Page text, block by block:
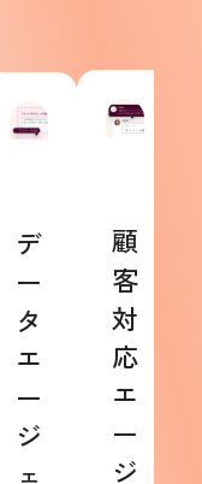
デ
ー
タ
エ
ー
ジ
ェ
顧
客
対
応
エ
ー
ジ